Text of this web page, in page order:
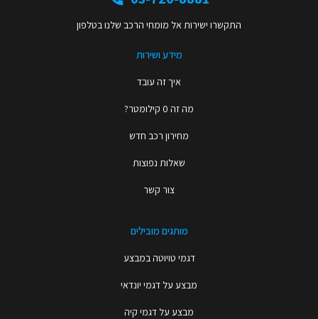
מידע ושירות
איך זה עובד
מה זה 0 קילומטר?
מחירון רכב חדש
שאלות נפוצות
צור קשר
מותגים מובילים
דגמי טויוטה במבצע
מבצע על דגמי יונדאי
מבצע על דגמי קיה
התקשרו ישירות אל מומחי הרכב שלנו בטלפון